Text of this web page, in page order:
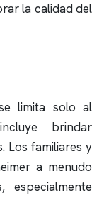
la calidad del
limita solo al
brindar
Los familiares y
a menudo
especialmente